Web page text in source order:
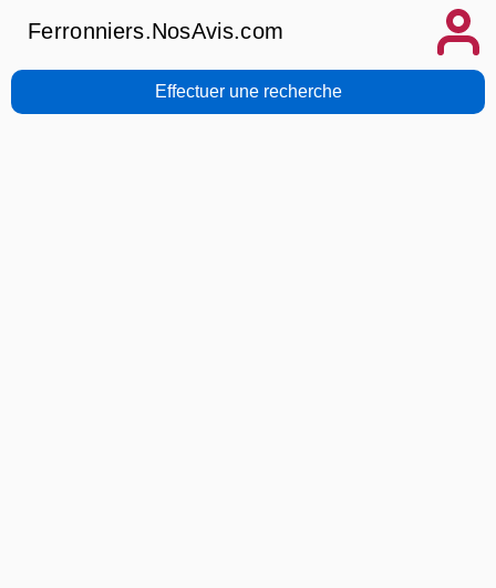
Ferronniers.NosAvis.com
Effectuer une recherche